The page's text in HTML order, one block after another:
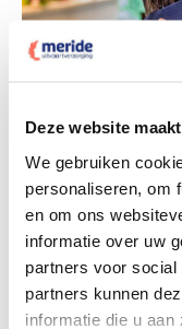
Deze website
We gebruiken
personaliseren, om
en om ons
informatie over uw
partners voor
partners kunnen
informatie die u
Dit kost een
Bekijk tarieven voor